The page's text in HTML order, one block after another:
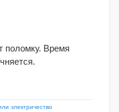
поломку. Время
электричество